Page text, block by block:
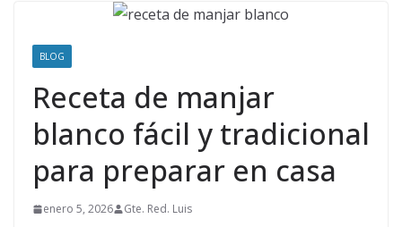
BLOG
Receta de manjar
blanco fácil y tradicional
para preparar en casa
enero 5, 2026 Gte. Red. Luis